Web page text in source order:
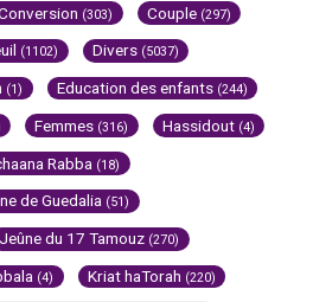
(303) Couple (297)
(1102) Divers (5037)
(1) Education des enfants (244)
Femmes (316) Hassidout (4)
Rabba (18)
de Guedalia (51)
Jeûne du 17 Tamouz (270)
(4) Kriat haTorah (220)